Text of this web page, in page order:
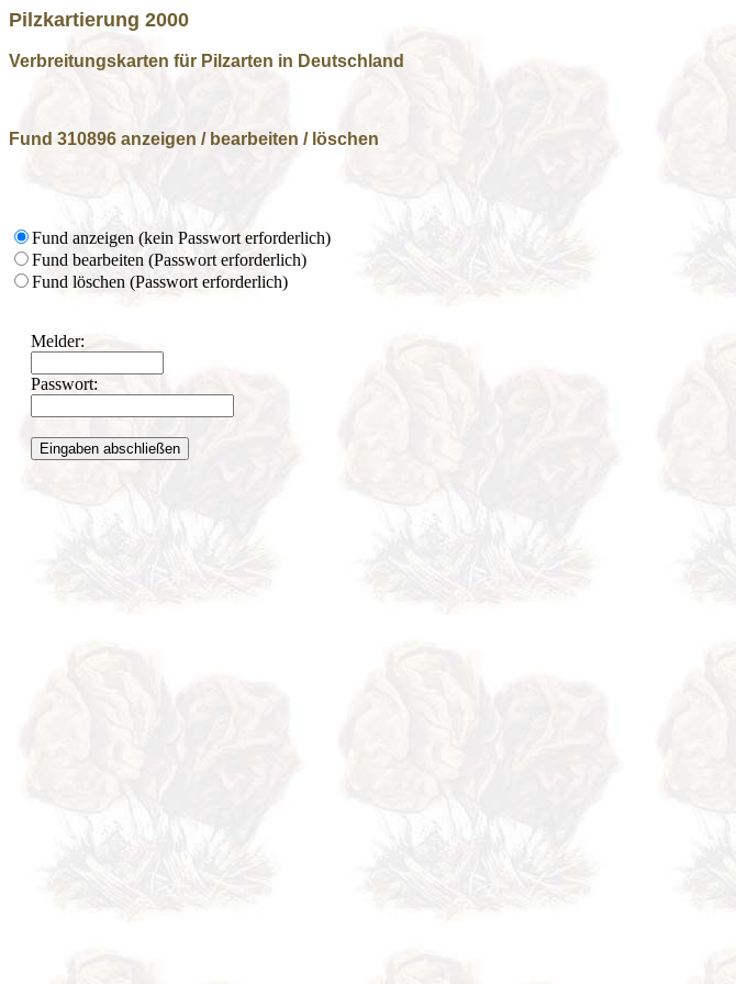
Pilzkartierung 2000
Verbreitungskarten für Pilzarten in Deutschland
Fund 310896 anzeigen / bearbeiten / löschen
Fund anzeigen (kein Passwort erforderlich)
Fund bearbeiten (Passwort erforderlich)
Fund löschen (Passwort erforderlich)
Melder:
Passwort: